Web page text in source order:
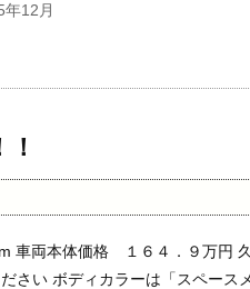
年12月
車両本体価格 １６４．９万
さい ボディカラーは「スペース